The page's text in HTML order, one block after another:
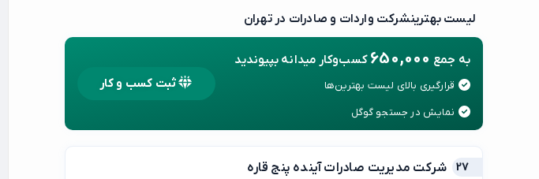
لیست بهترینشرکت واردات و صادرات در تهران
به جمع 650,000 کسب‌وکار میدانه بپیوندید
قرارگیری بالای لیست بهترین‌ها
نمایش در جستجو گوگل
ثبت کسب و کار
27 شرکت مدیریت صادرات آینده پنج قاره